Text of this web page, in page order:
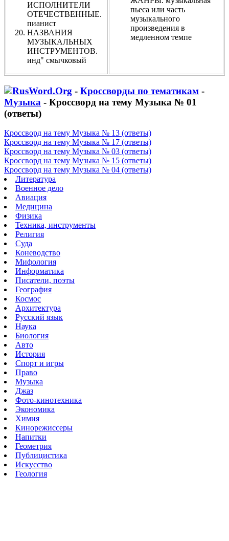
ИСПОЛНИТЕЛИ
ОТЕЧЕСТВЕННЫЕ.
пианист
НАЗВАНИЯ
МУЗЫКАЛЬНЫХ
ИНСТРУМЕНТОВ.
инд" смычковый
пьеса или часть
музыкального
произведения в
медленном темпе
- Кроссворды по тематикам -
Музыка - Кроссворд на тему Музыка № 01
(ответы)
Кроссворд на тему Музыка № 13 (ответы)
Кроссворд на тему Музыка № 17 (ответы)
Кроссворд на тему Музыка № 03 (ответы)
Кроссворд на тему Музыка № 15 (ответы)
Кроссворд на тему Музыка № 04 (ответы)
Литература
Военное дело
Авиация
Медицина
Физика
Техника, инструменты
Религия
Суда
Коневодство
Мифология
Информатика
Писатели, поэты
География
Космос
Архитектура
Русский язык
Наука
Биология
Авто
История
Спорт и игры
Право
Музыка
Джаз
Фото-кинотехника
Экономика
Химия
Кинорежиссеры
Напитки
Геометрия
Публицистика
Искусство
Геология